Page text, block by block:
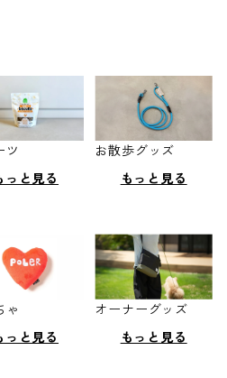
ツ
っと見る
お散歩グッズ
もっと見る
ゃ
っと見る
オーナーグッズ
もっと見る